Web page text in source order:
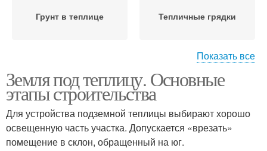
Грунт в теплице Тепличные грядки
Грядки по методу Чернозем в теплицу
Земля в теплицу Овощи в теплице
Показать все
Земля под теплицу. Основные
этапы строительства
Для устройства подземной теплицы выбирают хорошо
освещенную часть участка. Допускается «врезать»
помещение в склон, обращенный на юг.